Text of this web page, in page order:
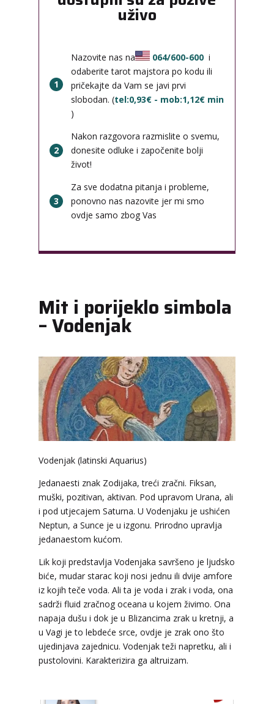
uživo
1
Nazovite nas na 064/600-600 i
odaberite tarot majstora po kodu ili
pričekajte da Vam se javi prvi
slobodan. (tel:0,93€ - mob:1,12€ min
)
2
Nakon razgovora razmislite o svemu,
donesite odluke i započenite bolji
život!
3
Za sve dodatna pitanja i probleme,
ponovno nas nazovite jer mi smo
ovdje samo zbog Vas
Mit i porijeklo simbola
– Vodenjak
Vodenjak (latinski Aquarius)
Jedanaesti znak Zodijaka, treći zračni. Fiksan,
muški, pozitivan, aktivan. Pod upravom Urana, ali
i pod utjecajem Saturna. U Vodenjaku je ushićen
Neptun, a Sunce je u izgonu. Prirodno upravlja
jedanaestom kućom.
Lik koji predstavlja Vodenjaka savršeno je ljudsko
biće, mudar starac koji nosi jednu ili dvije amfore
iz kojih teče voda. Ali ta je voda i zrak i voda, ona
sadrži fluid zračnog oceana u kojem živimo. Ona
napaja dušu i dok je u Blizancima zrak u kretnji, a
u Vagi je to lebdeće srce, ovdje je zrak ono što
ujedinjava zajednicu. Vodenjak teži napretku, ali i
pustolovini. Karakterizira ga altruizam.
VESNA BURCSA/ Kod 55
Tarot savjetnik je slobodan
TEHNIKE:tarot, psihološki razgovori
tel:0,93€ - mob:1,12€ min
/ Kod 29
Tarot savjetnik je zauzet
TEHNIKE: tarot, lenormand, crowley, visak,
kristalna kugla, terapija kristalima, čišćenje sure,
izrada amajlija za ljubav, novac, posao, urođena
vidovitost, astrologija, kristali, karmička astrologija
analiza snova, magijski rituali
Broj tel: 064/600-600
tel:0,93€ - mob:1,12€ min